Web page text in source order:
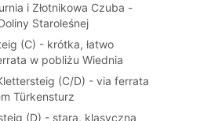
i Złotnikowa Czuba -
Staroleśnej
(C) - krótka, łatwo
w pobliżu Wiednia
(C/D) - via ferrata
Türkensturz
(D) - stara, klasyczna